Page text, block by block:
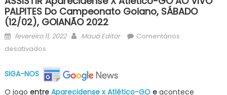
PALPITES Do Campeonato Goiano, SÁBADO
(12/02), GOIANÃO 2022
Posted
on
fevereiro 11, 2022 Author
Mauá Editor
Comentários
desativadosem
Aparecidense
x
SIGA-NOS
O jogo entre Aparecidense x Atlético-GOe acontece